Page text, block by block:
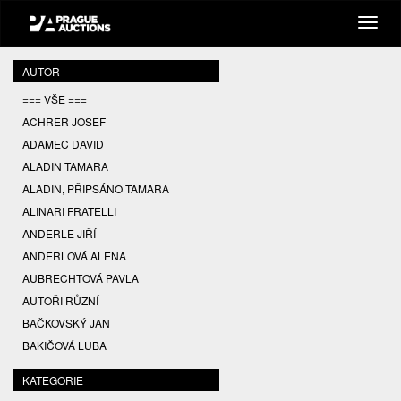
AUTOR
=== VŠE ===
ACHRER JOSEF
ADAMEC DAVID
ALADIN TAMARA
ALADIN, PŘIPSÁNO TAMARA
ALINARI FRATELLI
ANDERLE JIŘÍ
ANDERLOVÁ ALENA
AUBRECHTOVÁ PAVLA
AUTOŘI RŮZNÍ
BAČKOVSKÝ JAN
BAKIČOVÁ LUBA
BALCAR JIŘÍ
BALCAR KAREL
KATEGORIE